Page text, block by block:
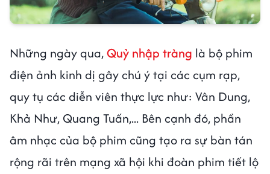
Những ngày qua,Quỷ nhập tràng là bộ phim
điện ảnh kinh dị gây chú ý tại các cụm rạp,
quy tụ các diễn viên thực lực như: Vân Dung,
Khả Như, Quang Tuấn,... Bên cạnh đó, phần
âm nhạc của bộ phim cũng tạo ra sự bàn tán
rộng rãi trên mạng xã hội khi đoàn phim tiết lộ